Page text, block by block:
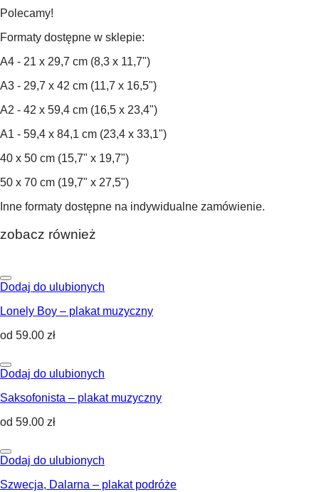
Polecamy!
Formaty dostępne w sklepie:
A4 - 21 x 29,7 cm (8,3 x 11,7")
A3 - 29,7 x 42 cm (11,7 x 16,5")
A2 - 42 x 59,4 cm (16,5 x 23,4")
A1 - 59,4 x 84,1 cm (23,4 x 33,1")
40 x 50 cm (15,7" x 19,7")
50 x 70 cm (19,7" x 27,5")
Inne formaty dostępne na indywidualne zamówienie.
zobacz również
Dodaj do ulubionych
Lonely Boy – plakat muzyczny
od 59.00 zł
Dodaj do ulubionych
Saksofonista – plakat muzyczny
od 59.00 zł
Dodaj do ulubionych
Szwecja, Dalarna – plakat podróże